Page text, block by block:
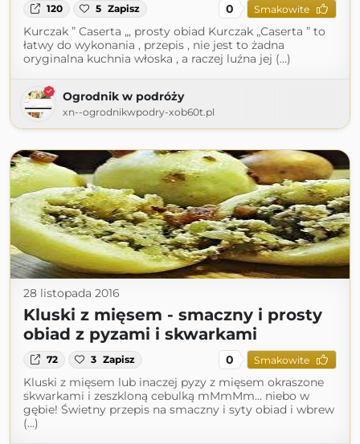
120 5 Zapisz 0 Smakowite
Kurczak ” Caserta „, prosty obiad Kurczak „Caserta ” to
łatwy do wykonania , przepis , nie jest to żadna
oryginalna kuchnia włoska , a raczej luźna jej (...)
Ogrodnik w podróży
xn--ogrodnikwpodry-xob60t.pl
28 listopada 2016
Kluski z mięsem - smaczny i prosty
obiad z pyzami i skwarkami
72 3 Zapisz 0 Smakowite
Kluski z mięsem lub inaczej pyzy z mięsem okraszone
skwarkami i zeszkloną cebulką mMmMm... niebo w
gębie! Świetny przepis na smaczny i syty obiad i wbrew
(...)